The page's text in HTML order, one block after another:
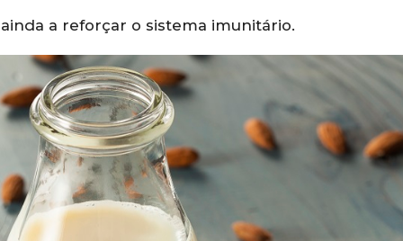
a reforçar o sistema imunitário.